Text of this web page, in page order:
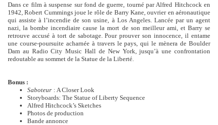
Dans ce film à suspense sur fond de guerre, tourné par Alfred Hitchcock en
1942, Robert Cummings joue le rôle de Barry Kane, ouvrier en aéronautique
qui assiste à l’incendie de son usine, à Los Angeles. Lancée par un agent
nazi, la bombe incendiaire cause la mort de son meilleur ami, et Barry se
retrouve accusé à tort de sabotage. Pour prouver son innocence, il entame
une course-poursuite acharnée à travers le pays, qui le mènera de Boulder
Dam au Radio City Music Hall de New York, jusqu’à une confrontation
redoutable au sommet de la Statue de la Liberté.
Bonus :
Saboteur : A Closer Look
Storyboards: The Statue of Liberty Sequence
Alfred Hitchcock’s Sketches
Photos de production
Bande annonce